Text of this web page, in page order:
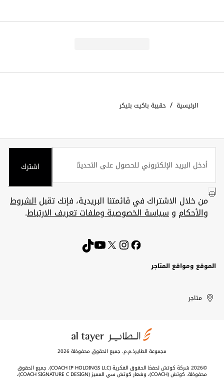
الرئيسية / حقيبة باكيت بليكر
اشترك
من خلال الاشتراك في قائمتنا البريدية، فإنك تقبلالشروط
والأحكام وسياسة الخصوصية وملفات تعريف الارتباط.
الموقع ومواقع المتاجر
United
Arab
Kuwait
الإمارات
العربية
الكويت
متاجر
مجموعة الطايرذ.م.م. جميع الحقوق محفوظة 2026
©2026 شركة كوتش لحفظ الحقوق الفكرية (COACH IP HOLDINGS LLC). جميع الحقوق
محفوظة. كوتش (COACH)، وشعار كوتش سي المميز (COACH SIGNATURE C DESIGN)،